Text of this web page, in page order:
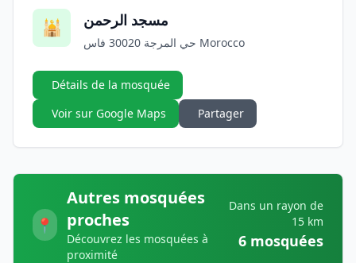
🕌 مسجد الرحمن
حي المرجة 30020 فاس Morocco
Détails de la mosquée
Voir sur Google Maps
Partager
📍
Autres mosquées
proches
Découvrez les mosquées à
proximité
Dans un rayon de
15 km
6 mosquées